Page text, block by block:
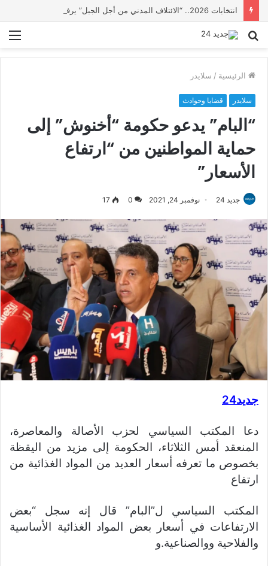
بحث
الرئيسية / سلايدر
سلايدر قضايا وحوادث
“البام” يدعو حكومة “أخنوش” إلى
حماية المواطنين من “ارتفاع
الأسعار”
جديد 24 نوفمبر 24, 2021 0
17
جديد24
دعا المكتب السياسي لحزب الأصالة والمعاصرة،
المنعقد أمس الثلاثاء، الحكومة إلى مزيد من اليقظة
بخصوص ما تعرفه أسعار العديد من المواد الغذائية من
ارتفاع
المكتب السياسي ل”البام” قال إنه سجل “بعض
الارتفاعات في أسعار بعض المواد الغذائية الأساسية
والفلاحية ووالصناعية.و